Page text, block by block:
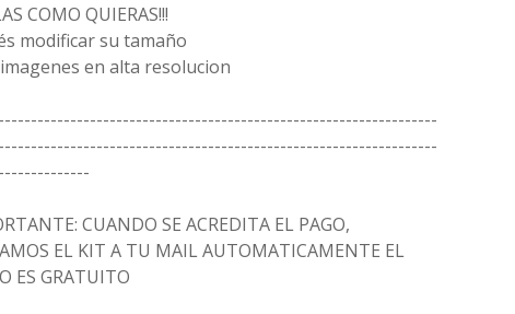
COMO QUIERAS!!!
modificar su tamaño
en alta resolucion
CUANDO SE ACREDITA EL PAGO,
EL KIT A TU MAIL AUTOMATICAMENTE EL
ES GRATUITO